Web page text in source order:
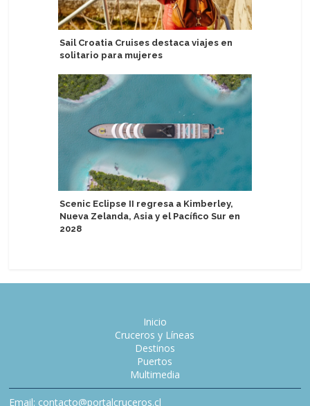
Sail Croatia Cruises destaca viajes en
solitario para mujeres
Scenic Eclipse II regresa a Kimberley,
Nueva Zelanda, Asia y el Pacífico Sur en
2028
Inicio
Cruceros y Líneas
Destinos
Puertos
Multimedia
Email: contacto@portalcruceros.cl